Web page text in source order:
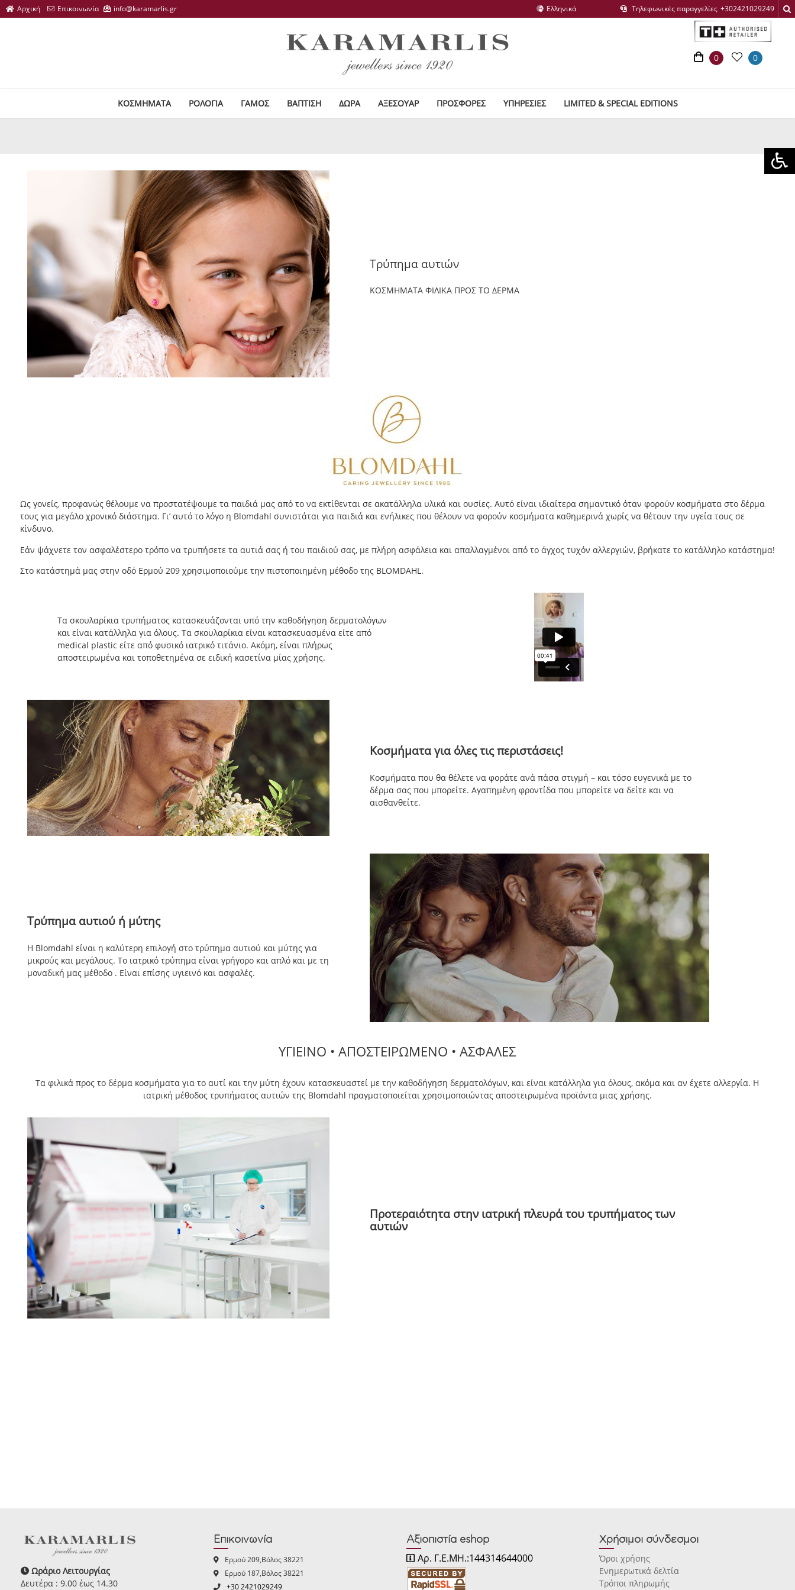
Τηλεφωνικές παραγγελίες
0 0
ΚΟΣΜΗΜΑΤΑ ΡΟΛΟΓΙΑ ΓΑΜΟΣ ΒΑΠΤΙΣΗ ΔΩΡΑ ΑΞΕΣΟΥΑΡ ΠΡΟΣΦΟΡΕΣ ΥΠΗΡΕΣΙΕΣ LIMITED & SPECIAL EDITIONS
Τρύπημα αυτιών
ΚΟΣΜΗΜΑΤΑ ΦΙΛΙΚΑ ΠΡΟΣ ΤΟ ΔΕΡΜΑ
Ως γονείς, προφανώς θέλουμε να προστατέψουμε τα παιδιά μας από το να εκτίθενται σε ακατάλληλα υλικά και ουσίες. Αυτό είναι ιδιαίτερα σημαντικό όταν φορούν κοσμήματα στο δέρμα
τους για μεγάλο χρονικό διάστημα. Γι’ αυτό το λόγο η Blomdahl συνιστάται για παιδιά και ενήλικες που θέλουν να φορούν κοσμήματα καθημερινά χωρίς να θέτουν την υγεία τους σε
κίνδυνο.
Εάν ψάχνετε τον ασφαλέστερο τρόπο να τρυπήσετε τα αυτιά σας ή του παιδιού σας, με πλήρη ασφάλεια και απαλλαγμένοι από το άγχος τυχόν αλλεργιών, βρήκατε το κατάλληλο κατάστημα!
Στο κατάστημά μας στην οδό Ερμού 209 χρησιμοποιούμε την πιστοποιημένη μέθοδο της BLOMDAHL.
Τα σκουλαρίκια τρυπήματος κατασκευάζονται υπό την καθοδήγηση δερματολόγων
και είναι κατάλληλα για όλους. Τα σκουλαρίκια είναι κατασκευασμένα είτε από
medical plastic είτε από φυσικό ιατρικό τιτάνιο. Ακόμη, είναι πλήρως
αποστειρωμένα και τοποθετημένα σε ειδική κασετίνα μίας χρήσης.
Κοσμήματα για όλες τις περιστάσεις!
Κοσμήματα που θα θέλετε να φοράτε ανά πάσα στιγμή – και τόσο ευγενικά με το
δέρμα σας που μπορείτε. Αγαπημένη φροντίδα που μπορείτε να δείτε και να
αισθανθείτε.
Τρύπημα αυτιού ή μύτης
Η Blomdahl είναι η καλύτερη επιλογή στο τρύπημα αυτιού και μύτης για
μικρούς και μεγάλους. Το ιατρικό τρύπημα είναι γρήγορο και απλό και με τη
μοναδική μας μέθοδο . Είναι επίσης υγιεινό και ασφαλές.
ΥΓΙΕΙΝΟ • ΑΠΟΣΤΕΙΡΩΜΕΝΟ • ΑΣΦΑΛΕΣ
Τα φιλικά προς το δέρμα κοσμήματα για το αυτί και την μύτη έχουν κατασκευαστεί με την καθοδήγηση δερματολόγων, και είναι κατάλληλα για όλους, ακόμα και αν έχετε αλλεργία. Η
ιατρική μέθοδος τρυπήματος αυτιών της Blomdahl πραγματοποιείται χρησιμοποιώντας αποστειρωμένα προϊόντα μιας χρήσης.
Προτεραιότητα στην ιατρική πλευρά του τρυπήματος των
αυτιών
Ωράριο Λειτουργίας
Δευτέρα : 9.00 έως 14.30
Επικοινωνία
Ερμού 209,Βόλος 38221
Ερμού 187,Βόλος 38221
+30 2421029249
Αξιοπιστία eshop
Αρ. Γ.Ε.ΜΗ.:144314644000
Χρήσιμοι σύνδεσμοι
Όροι χρήσης
Ενημερωτικά δελτία
Τρόποι πληρωμής